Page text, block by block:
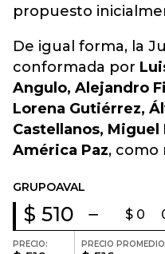
propuesto
De igual forma, la
conformada por
Angulo, Alejandro
Lorena Gutiérrez,
Castellanos,
América Paz, como